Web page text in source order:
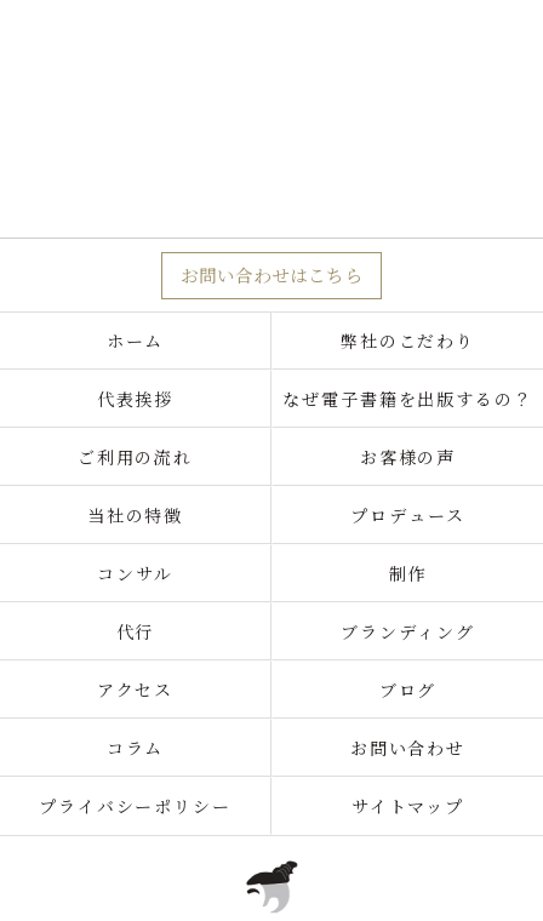
お問い合わせはこちら
ホーム 弊社のこだわり
代表挨拶 なぜ電子書籍を出版するの？
ご利用の流れ お客様の声
当社の特徴 プロデュース
コンサル 制作
代行 ブランディング
アクセス ブログ
コラム お問い合わせ
プライバシーポリシー サイトマップ